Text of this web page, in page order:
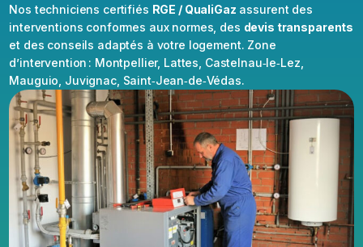
Nos techniciens certifiés RGE / QualiGaz assurent des
interventions conformes aux normes, des devis transparents
et des conseils adaptés à votre logement. Zone
d’intervention : Montpellier, Lattes, Castelnau‑le‑Lez,
Mauguio, Juvignac, Saint‑Jean‑de‑Védas.